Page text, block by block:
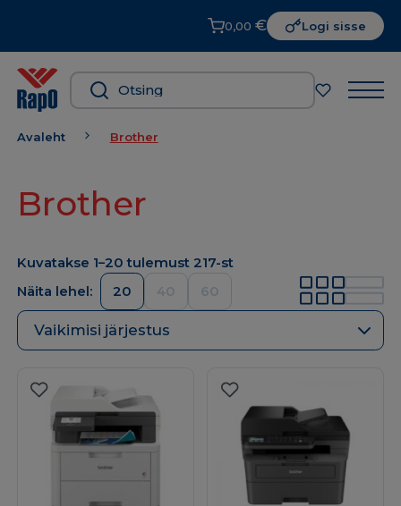
0,00 € Logi sisse
Avaleht Brother
Brother
Näita lehel: 20 40 60
Kuvatakse 1–20 tulemust 217-st
Vaikimisi järjestus